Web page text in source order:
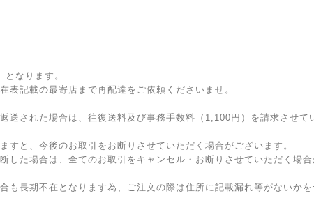
なります。
表記載の最寄店まで再配達をご依頼くださいませ。
送された場合は、往復送料及び事務手数料（1,100円）を請求させて
すと、今後のお取引をお断りさせていただく場合がございます。
した場合は、全てのお取引をキャンセル・お断りさせていただく場合
も長期不在となります為、ご注文の際は住所に記載漏れ等がないかを